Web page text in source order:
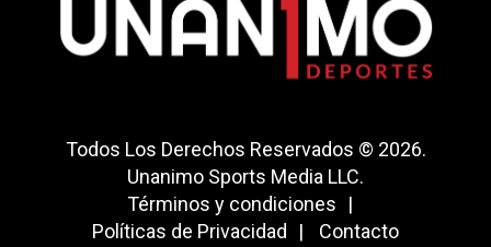
Todos Los Derechos Reservados © 2026.
Unanimo Sports Media LLC.
Términos y condiciones
Políticas de Privacidad
Contacto